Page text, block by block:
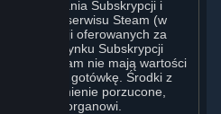
do zamawiania Subskrypcji i
serwisu Steam (w
aplikacji oferowanych za
lub na Rynku Subskrypcji
Steam nie mają wartości
na gotówkę. Środki z
za mienie porzucone,
organowi.